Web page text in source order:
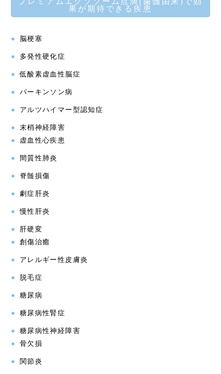
果が期待できる疾患
脳梗塞
多発性硬化症
低酸素虚血性脳症
パーキンソン病
アルツハイマー型認知症
末梢神経障害
虚血性心疾患
間質性肺炎
脊髄損傷
劇症肝炎
慢性肝炎
肝硬変
創傷治癒
アレルギー性皮膚炎
脱毛症
糖尿病
糖尿病性腎症
糖尿病性神経障害
骨欠損
関節炎